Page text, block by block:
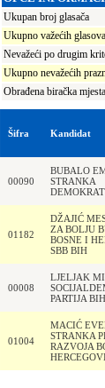
Ukupan broj glasača
Ukupno važećih glasova
Nevažeći po drugim
Ukupno nevažećih
Obrađena biračka mjesta
Šifra Kandidat
00090
BUBALO
STRANKA
01182
DŽAJIĆ
ZA BOLJU
BOSNE I
SBB BIH
00008
LJELJAK
PARTIJA BIH
01004
MACIĆ
STRANKA
RAZVOJA